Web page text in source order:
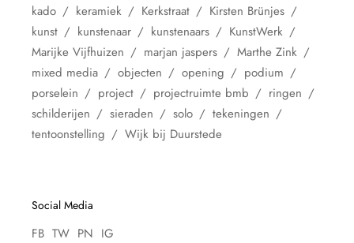
kado
keramiek Kerkstraat
Kirsten Brünjes
kunst
kunstenaar kunstenaars
KunstWerk
Marijke Vijfhuizen
marjan jaspers
Marthe Zink
mixed media
objecten opening
podium
porselein
project projectruimte bmb
ringen
schilderijen
sieraden solo
tekeningen
tentoonstelling
Wijk bij Duurstede
Social Media
FB TW PN IG